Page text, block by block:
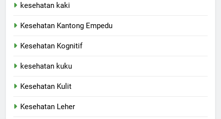
kesehatan kaki
Kesehatan Kantong Empedu
Kesehatan Kognitif
kesehatan kuku
Kesehatan Kulit
Kesehatan Leher